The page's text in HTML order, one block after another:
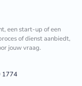
een start-up of een
of dienst aanbiedt,
jouw vraag.
1774